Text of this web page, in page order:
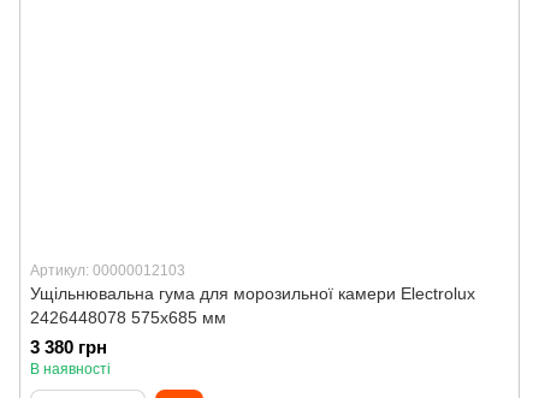
Артикул: 00000012103
Ущільнювальна гума для морозильної камери Electrolux
2426448078 575x685 мм
3 380 грн
В наявності